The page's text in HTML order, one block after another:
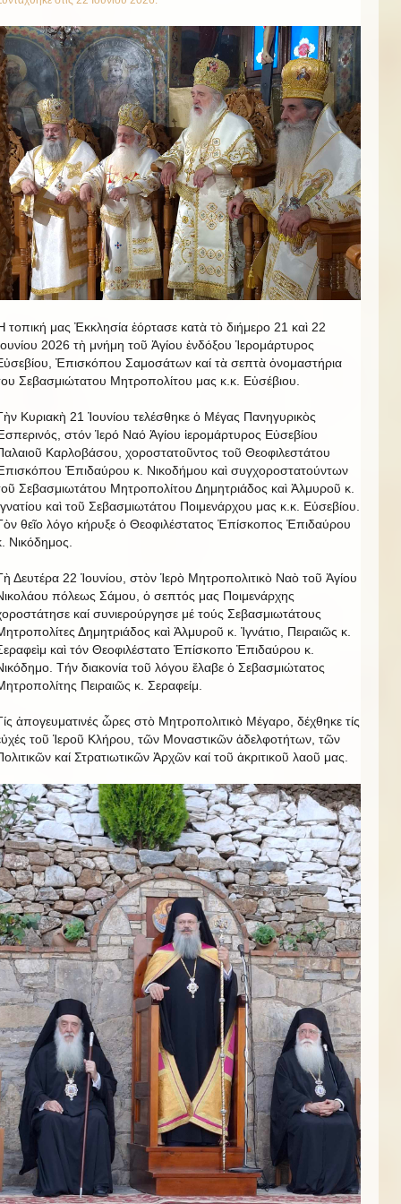
τοπική μας Ἐκκλησία ἑόρτασε κατὰ τὸ διήμερο 21 καὶ 22
2026 τὴ μνήμη τοῦ Ἁγίου ἐνδόξου Ἱερομάρτυρος
Ἐπισκόπου Σαμοσάτων καί τὰ σεπτὰ ὀνομαστήρια
Σεβασμιώτατου Μητροπολίτου μας κ.κ. Εὐσέβιου.
Κυριακὴ 21 Ἰουνίου τελέσθηκε ὁ Μέγας Πανηγυρικὸς
στόν Ἱερό Ναό Ἁγίου ἱερομάρτυρος Εὐσεβίου
Καρλοβάσου, χοροστατοῦντος τοῦ Θεοφιλεστάτου
Ἐπιδαύρου κ. Νικοδήμου καὶ συγχοροστατούντων
Σεβασμιωτάτου Μητροπολίτου Δημητριάδος καὶ Ἀλμυροῦ κ.
καὶ τοῦ Σεβασμιωτάτου Ποιμενάρχου μας κ.κ. Εὐσεβίου.
θεῖο λόγο κήρυξε ὁ Θεοφιλέστατος Ἐπίσκοπος Ἐπιδαύρου
Νικόδημος.
Δευτέρα 22 Ἰουνίου, στὸν Ἱερὸ Μητροπολιτικὸ Ναὸ τοῦ Ἁγίου
πόλεως Σάμου, ὁ σεπτός μας Ποιμενάρχης
καί συνιερούργησε μέ τούς Σεβασμιωτάτους
Δημητριάδος καὶ Ἀλμυροῦ κ. Ἰγνάτιο, Πειραιῶς κ.
καὶ τόν Θεοφιλέστατο Ἐπίσκοπο Ἐπιδαύρου κ.
Τήν διακονία τοῦ λόγου ἔλαβε ὁ Σεβασμιώτατος
Πειραιῶς κ. Σεραφείμ.
ἀπογευματινές ὧρες στὸ Μητροπολιτικὸ Μέγαρο, δέχθηκε τίς
τοῦ Ἱεροῦ Κλήρου, τῶν Μοναστικῶν ἀδελφοτήτων, τῶν
καί Στρατιωτικῶν Ἀρχῶν καί τοῦ ἀκριτικοῦ λαοῦ μας.